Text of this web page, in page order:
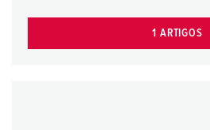
1 ARTIGOS